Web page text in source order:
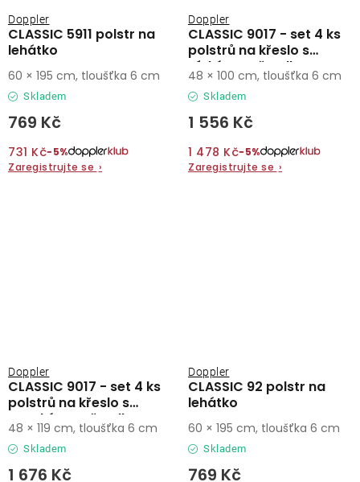
CLASSIC 5911 polstr na
lehátko
Doppler
Skladem
769 Kč
731 Kč−5%
Zaregistrujte se ›
60 × 195 cm, tloušťka 6 cm
CLASSIC 9017 - set 4 ks
polstrů na křeslo s
nízkým opěradlem
Doppler
Skladem
1 556 Kč
1 478 Kč−5%
Zaregistrujte se ›
48 × 100 cm, tloušťka 6 cm
CLASSIC 9017 - set 4 ks
polstrů na křeslo s
vysokým opěradlem
Doppler
Skladem
1 676 Kč
48 × 119 cm, tloušťka 6 cm
CLASSIC 92 polstr na
lehátko
Doppler
Skladem
769 Kč
60 × 195 cm, tloušťka 6 cm